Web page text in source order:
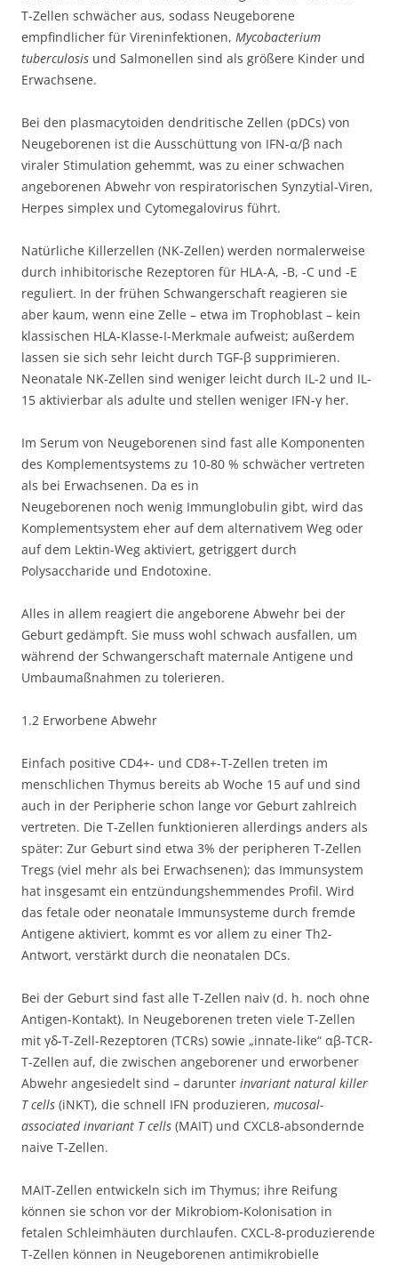
T-Zellen schwächer aus, sodass Neugeborene
empfindlicher für Vireninfektionen, Mycobacterium
tuberculosis und Salmonellen sind als größere Kinder und
Erwachsene.
Bei den plasmacytoiden dendritische Zellen (pDCs) von
Neugeborenen ist die Ausschüttung von IFN-α/β nach
viraler Stimulation gehemmt, was zu einer schwachen
angeborenen Abwehr von respiratorischen Synzytial-Viren,
Herpes simplex und Cytomegalovirus führt.
Natürliche Killerzellen (NK-Zellen) werden normalerweise
durch inhibitorische Rezeptoren für HLA-A, -B, -C und -E
reguliert. In der frühen Schwangerschaft reagieren sie
aber kaum, wenn eine Zelle – etwa im Trophoblast – kein
klassischen HLA-Klasse-I-Merkmale aufweist; außerdem
lassen sie sich sehr leicht durch TGF-β supprimieren.
Neonatale NK-Zellen sind weniger leicht durch IL-2 und IL-
15 aktivierbar als adulte und stellen weniger IFN-γ her.
Im Serum von Neugeborenen sind fast alle Komponenten
des Komplementsystems zu 10-80 % schwächer vertreten
als bei Erwachsenen. Da es in
Neugeborenen noch wenig Immunglobulin gibt, wird das
Komplementsystem eher auf dem alternativem Weg oder
auf dem Lektin-Weg aktiviert, getriggert durch
Polysaccharide und Endotoxine.
Alles in allem reagiert die angeborene Abwehr bei der
Geburt gedämpft. Sie muss wohl schwach ausfallen, um
während der Schwangerschaft maternale Antigene und
Umbaumaßnahmen zu tolerieren.
1.2 Erworbene Abwehr
Einfach positive CD4+- und CD8+-T-Zellen treten im
menschlichen Thymus bereits ab Woche 15 auf und sind
auch in der Peripherie schon lange vor Geburt zahlreich
vertreten. Die T-Zellen funktionieren allerdings anders als
später: Zur Geburt sind etwa 3% der peripheren T-Zellen
Tregs (viel mehr als bei Erwachsenen); das Immunsystem
hat insgesamt ein entzündungshemmendes Profil. Wird
das fetale oder neonatale Immunsysteme durch fremde
Antigene aktiviert, kommt es vor allem zu einer Th2-
Antwort, verstärkt durch die neonatalen DCs.
Bei der Geburt sind fast alle T-Zellen naiv (d. h. noch ohne
Antigen-Kontakt). In Neugeborenen treten viele T-Zellen
mit γδ-T-Zell-Rezeptoren (TCRs) sowie „innate-like“ αβ-TCR-
T-Zellen auf, die zwischen angeborener und erworbener
Abwehr angesiedelt sind – darunter invariant natural killer
T cells (iNKT), die schnell IFN produzieren, mucosal-
associated invariant T cells (MAIT) und CXCL8-absondernde
naive T-Zellen.
MAIT-Zellen entwickeln sich im Thymus; ihre Reifung
können sie schon vor der Mikrobiom-Kolonisation in
fetalen Schleimhäuten durchlaufen. CXCL-8-produzierende
T-Zellen können in Neugeborenen antimikrobielle